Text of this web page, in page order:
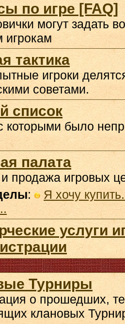
по игре [FAQ]
могут задать
тактика
игроки
советами.
список
которыми было
палата
продажа игровых
:
Я хочу
услуги
Турниры
о прошедших,
клановых